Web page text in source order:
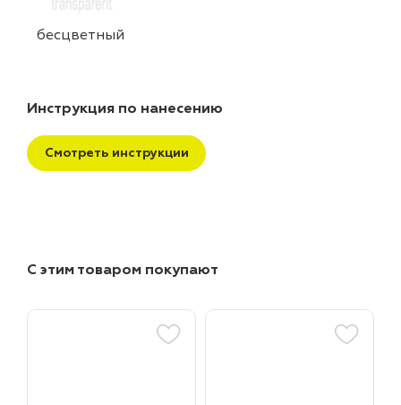
бесцветный
Инструкция по нанесению
Смотреть инструкции
С этим товаром покупают